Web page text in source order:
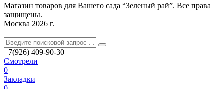
Магазин товаров для Вашего сада “Зеленый рай”. Все права
защищены.
Москва 2026 г.
+7(926) 409-90-30
Смотрели
0
Закладки